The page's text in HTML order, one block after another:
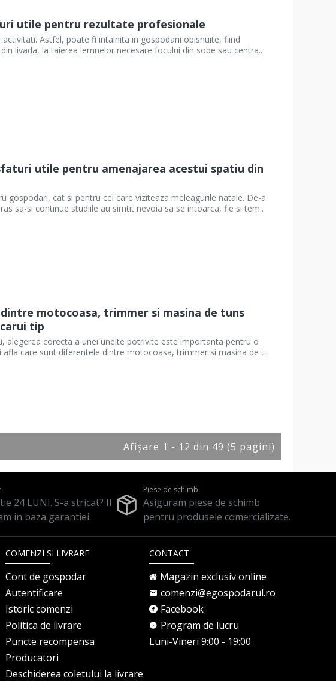
utile pentru rezultate profesionale
Astfel, poate fi intalnita in gospodarii obisnuite, fiind
livada, la taierea lemnelor necesare focului din sobe sau centra..
utile pentru amenajarea acestui spatiu din
cat si pentru cei care viziteaza meleagurile natale. De-a
sa-si continue studiile au simtit nevoia sa se intoarca, fie si tem..
motocoasa, trimmer si masina de tuns
tip
alegerea corecta a unei unelte potrivite este importanta pentru o
care sunt diferentele dintre motocoasa, trimmer si masina de t..
Afişare 1 - 12 din 49 (5 pagini)
24 LUNI. S-a stricat? Il
in baza garantiei.
Piese de schimb
Asiguram piese de schimb
pentru produsele comercializate.
COMENZI SI LIVRARE
Cont de gospodar
Autentificare
Istoric comenzi
Politica de livrare
Puncte recompensa
Producatori
Deschiderea coletului la livrare
CONTACT
Magazin exclusiv online
comenzi@egospodarul.ro
Facebook
Program de lucru
Luni-Vineri 9:00 - 19:00